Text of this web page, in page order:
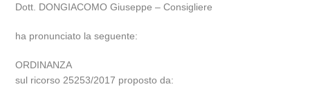
Dott. DONGIACOMO Giuseppe – Consigliere
ha pronunciato la seguente:
ORDINANZA
sul ricorso 25253/2017 proposto da: